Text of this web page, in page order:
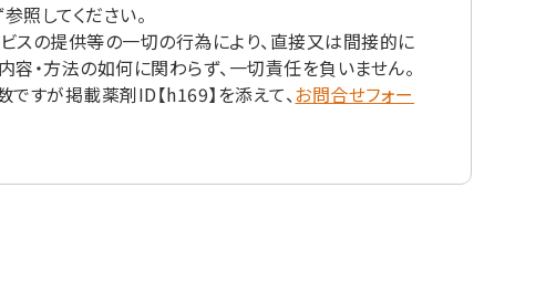
照してください。
スの提供等の一切の行為により、直接又は間接的に
・方法の如何に関わらず、一切責任を負いません。
すが掲載薬剤ID【h169】を添えて、お問合せフォー